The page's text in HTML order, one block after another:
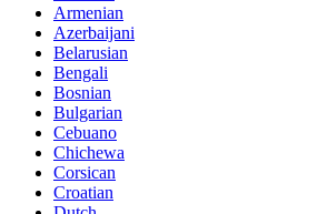
Armenian
Azerbaijani
Belarusian
Bengali
Bosnian
Bulgarian
Cebuano
Chichewa
Corsican
Croatian